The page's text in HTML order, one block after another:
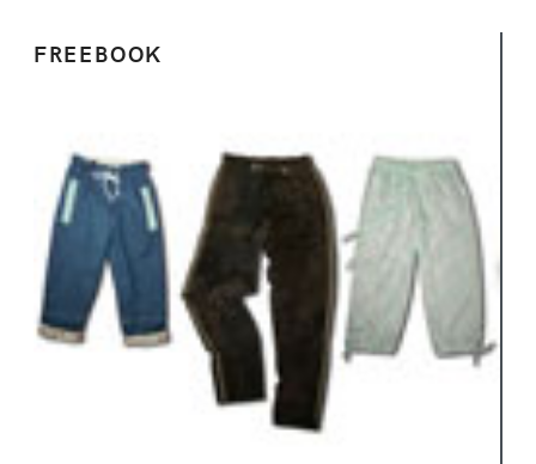
FREEBOOK
Ansehen